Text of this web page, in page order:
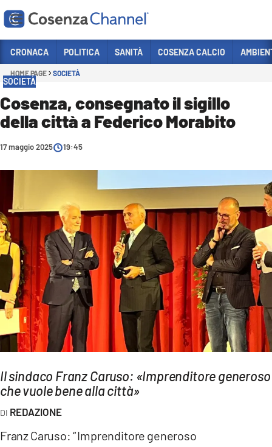
Sezioni
POLITICA
ITALIA MONDO
SANITÀ
SPORT
CULTURA
AMBIENTE
Streaming
LAC TV
LAC NETWORK
LAC ONAIR
LaC
Network
LACPLAY.IT
CRONACA POLITICA SANITÀ COSENZA CALCIO
HOME PAGE SOCIETÀ
SOCIETÀ
Cosenza, consegnato il sigillo
della città a Federico Morabito
17 maggio 2025 19:45
Il sindaco Franz Caruso: «Imprenditore generoso
che vuole bene alla città»
REDAZIONE
Franz Caruso: “ Imprenditore generoso